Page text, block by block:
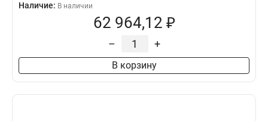
Наличие: В наличии
62 964,12 ₽
– +
В корзину